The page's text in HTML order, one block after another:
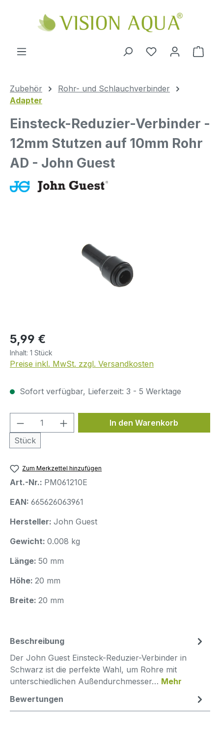
Zum Hauptinhalt springen
Zubehör
Rohr- und Schlauchverbinder
Adapter
Einsteck-Reduzier-Verbinder -
12mm Stutzen auf 10mm Rohr
AD - John Guest
Regulärer Preis:
5,99 €
Inhalt: 1 Stück
Preise inkl. MwSt. zzgl. Versandkosten
Sofort verfügbar, Lieferzeit: 3 - 5 Werktage
Produkt Anzahl: Gib den
Stück
In den Warenkorb
Zum Merkzettel hinzufügen
Art.-Nr.: PM061210E
EAN: 665626063961
Hersteller: John Guest
Gewicht: 0.008 kg
Länge: 50 mm
Höhe: 20 mm
Breite: 20 mm
Beschreibung
Der John Guest Einsteck-Reduzier-Verbinder in
Schwarz ist die perfekte Wahl, um Rohre mit
unterschiedlichen Außendurchmesser… Mehr
Bewertungen